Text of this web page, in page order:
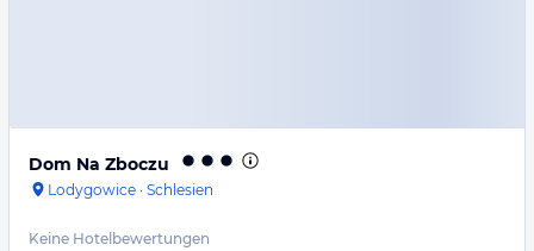
Dom Na Zboczu
Lodygowice · Schlesien
Keine Hotelbewertungen